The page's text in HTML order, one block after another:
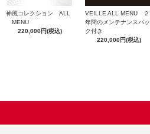
神風コレクション ALL
MENU
220,000円(税込)
VEILLE ALL MENU ２
年間のメンテナンスパッ
ク付き
220,000円(税込)